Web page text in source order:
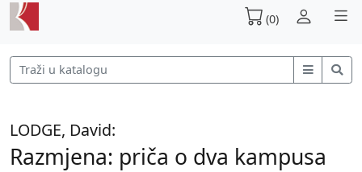
(0)
LODGE, David:
Razmjena: priča o dva kampusa